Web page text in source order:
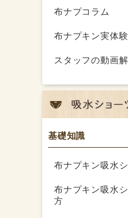
布ナプコラム
布ナプキン実体
スタッフの動画
基礎知識
布ナプキン吸水
布ナプキン吸水
方